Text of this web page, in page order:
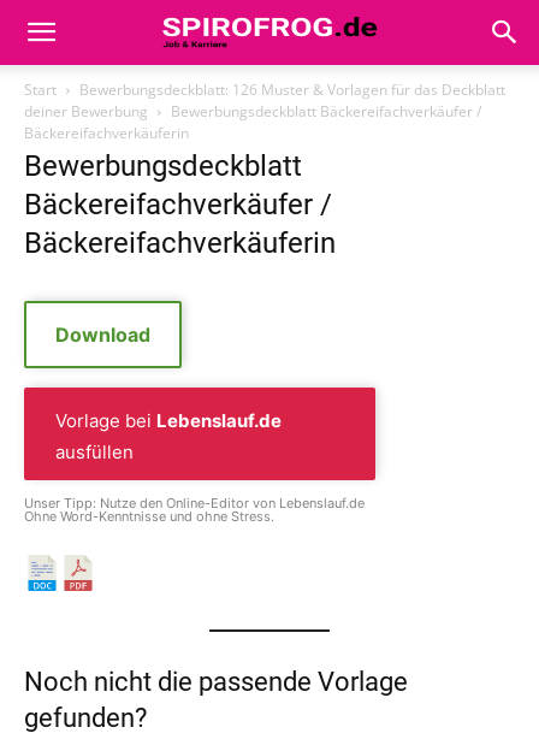
Start
Bewerbungsdeckblatt: 126 Muster & Vorlagen für das Deckblatt
deiner Bewerbung
Bewerbungsdeckblatt Bäckereifachverkäufer /
Bäckereifachverkäuferin
Bewerbungsdeckblatt
Bäckereifachverkäufer /
Bäckereifachverkäuferin
Download
Vorlage bei Lebenslauf.de
ausfüllen
Unser Tipp: Nutze den Online-Editor von Lebenslauf.de
Ohne Word-Kenntnisse und ohne Stress.
Noch nicht die passende Vorlage
gefunden?